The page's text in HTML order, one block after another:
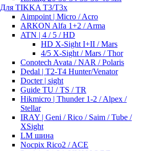
Для TIKKA T3/T3x
Aimpoint | Micro / Acro
ARKON Alfa 1+2 / Arma
ATN | 4 / 5 / HD
HD X-Sight I+II / Mars
4/5 X-Sight / Mars / Thor
Conotech Avata / NAR / Polaris
Dedal | T2-T4 Hunter/Venator
Docter | sight
Guide TU / TS / TR
Hikmicro | Thunder 1-2 / Alpex /
Stellar
IRAY | Geni / Rico / Saim / Tube /
XSight
LM шина
Nocpix Rico2 / ACE